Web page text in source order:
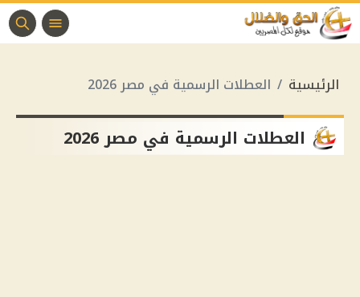
الرئيسية العطلات الرسمية في مصر 2026
العطلات الرسمية في مصر 2026